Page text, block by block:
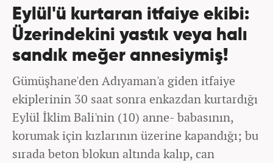
Eylül'ü kurtaran itfaiye ekibi:
Üzerindekini yastık veya halı
sandık meğer annesiymiş!
Gümüşhane'den Adıyaman'a giden itfaiye
ekiplerinin 30 saat sonra enkazdan kurtardığı
Eylül İklim Bali'nin (10) anne- babasının,
korumak için kızlarının üzerine kapandığı; bu
sırada beton blokun altında kalıp, can